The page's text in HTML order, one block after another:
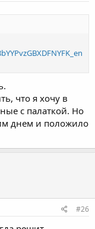
что я хочу в
с палаткой. Но
днем и положило
#26